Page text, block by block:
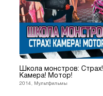
Школа монстров: Страх!
Камера! Мотор!
2014, Мультфильмы